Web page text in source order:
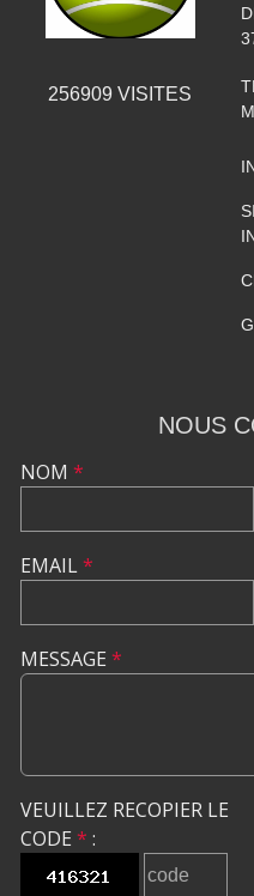
256909 VISITES
NOUS
NOM *
EMAIL*
MESSAGE *
VEUILLEZ RECOPIER LE
CODE * :